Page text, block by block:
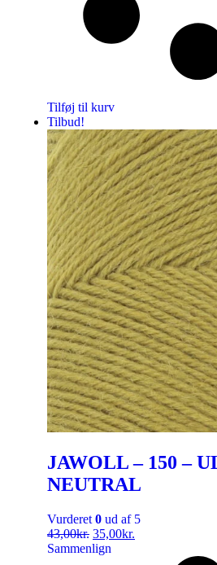
Tilføj til kurv
Tilbud!
JAWOLL – 150 –
NEUTRAL
Vurderet 0 ud af 5
43,00kr. 35,00kr.
Sammenlign